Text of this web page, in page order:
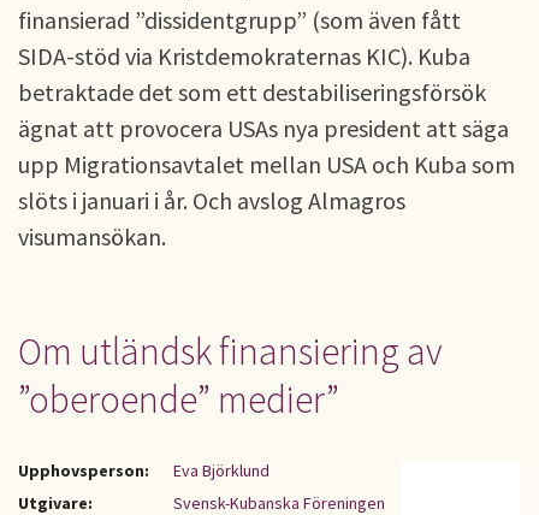
finansierad ”dissidentgrupp” (som även fått
SIDA-stöd via Kristdemokraternas KIC). Kuba
betraktade det som ett destabiliseringsförsök
ägnat att provocera USAs nya president att säga
upp Migrationsavtalet mellan USA och Kuba som
slöts i januari i år. Och avslog Almagros
visumansökan.
Om utländsk finansiering av
”oberoende” medier”
Upphovsperson:
Eva Björklund
Utgivare:
Svensk-Kubanska Föreningen